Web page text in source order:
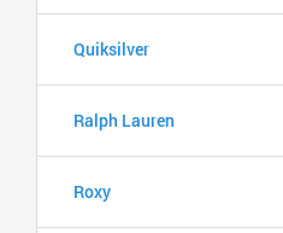
Quiksilver
Ralph Lauren
Roxy